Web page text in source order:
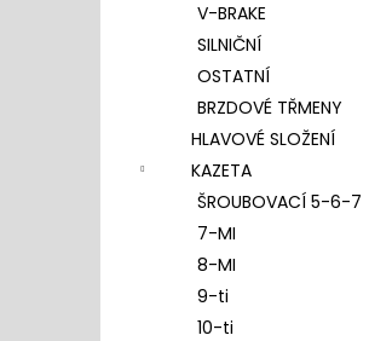
V-BRAKE
SILNIČNÍ
OSTATNÍ
BRZDOVÉ TŘMENY
HLAVOVÉ SLOŽENÍ
KAZETA
ŠROUBOVACÍ 5-6-7
7-MI
8-MI
9-ti
10-ti